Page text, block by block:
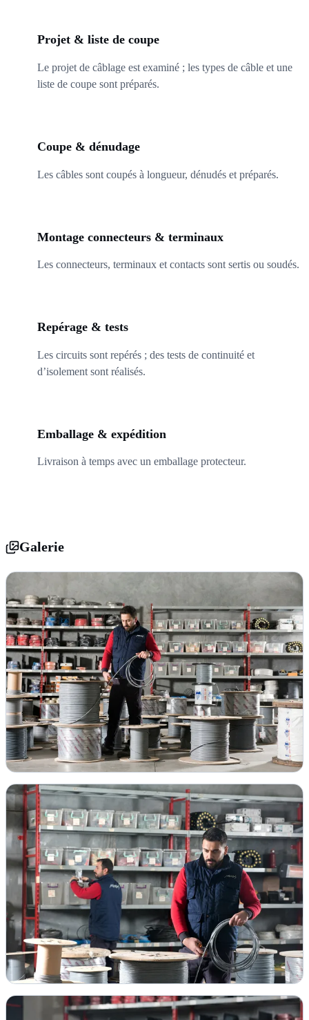
Projet & liste de coupe
Le projet de câblage est examiné ; les types de câble et une
liste de coupe sont préparés.
Coupe & dénudage
Les câbles sont coupés à longueur, dénudés et préparés.
Montage connecteurs & terminaux
Les connecteurs, terminaux et contacts sont sertis ou soudés.
Repérage & tests
Les circuits sont repérés ; des tests de continuité et
d’isolement sont réalisés.
Emballage & expédition
Livraison à temps avec un emballage protecteur.
Galerie